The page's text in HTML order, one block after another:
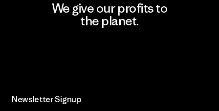
We give our profits to
the planet.
Newsletter Signup